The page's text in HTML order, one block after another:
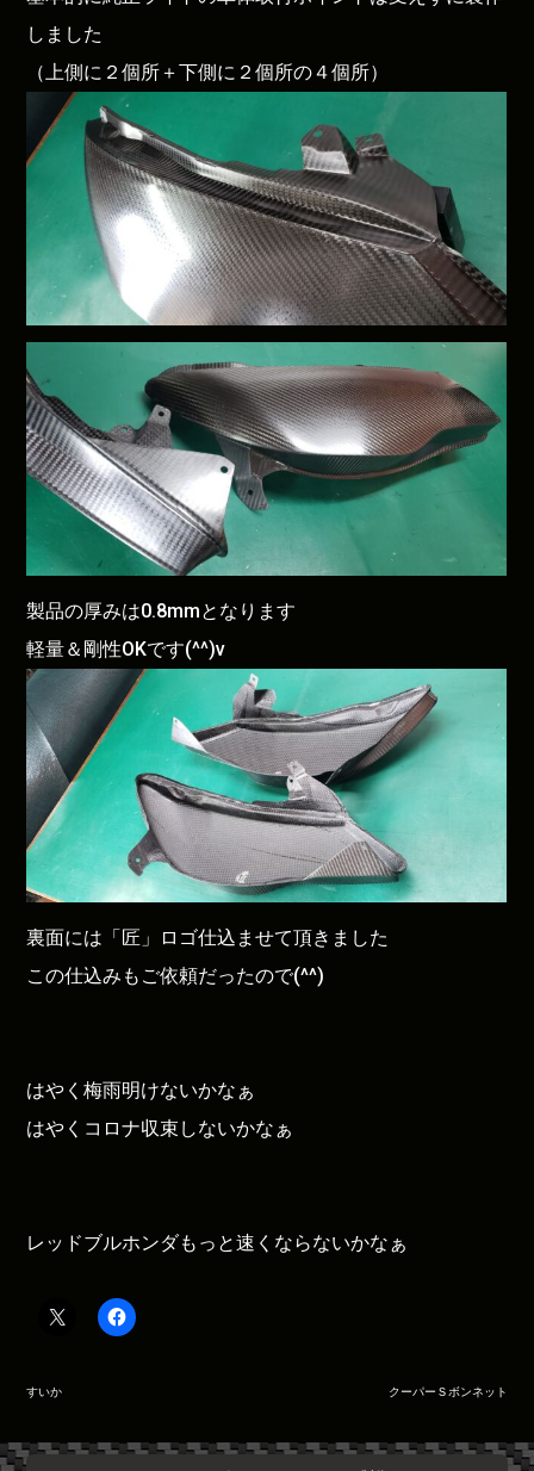
しました
（上側に２個所＋下側に２個所の４個所）
製品の厚みは0.8mmとなります
軽量＆剛性OKです(^^)v
裏面には「匠」ロゴ仕込ませて頂きました
この仕込みもご依頼だったので(^^)
はやく梅雨明けないかなぁ
はやくコロナ収束しないかなぁ
レッドブルホンダもっと速くならないかなぁ
投
ナ
すいか クーパーＳボンネット